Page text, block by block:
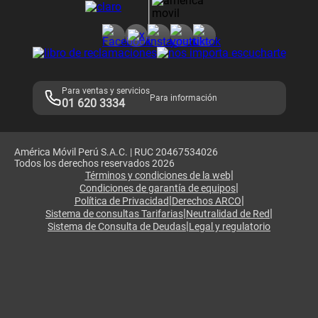
Adquirientes iPhone 6, 6S y SE
Mensaje de Seguridad
Términos y Condiciones de Tienda Claro
Libro de Reclamaciones
Para ventas y servicios
01 620 3334 Para información
América Móvil Perú S.A.C. | RUC 20467534026
Todos los derechos reservados 2026
Términos y condiciones de la web|
Condiciones de garantía de equipos|
Política de Privacidad|Derechos ARCO|
Sistema de consultas Tarifarias|Neutralidad de Red|
Sistema de Consulta de Deudas|Legal y regulatorio